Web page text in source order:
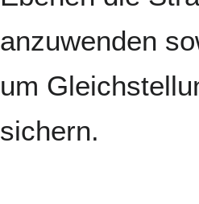
anzuwenden
um
sichern.